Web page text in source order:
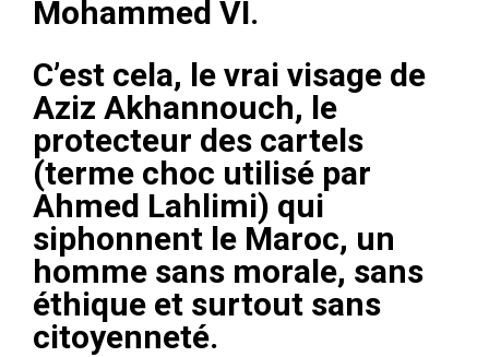
Mohammed VI.
C’est cela, le vrai visage de
Aziz Akhannouch, le
protecteur des cartels
(terme choc utilisé par
Ahmed Lahlimi) qui
siphonnent le Maroc, un
homme sans morale, sans
éthique et surtout sans
citoyenneté.